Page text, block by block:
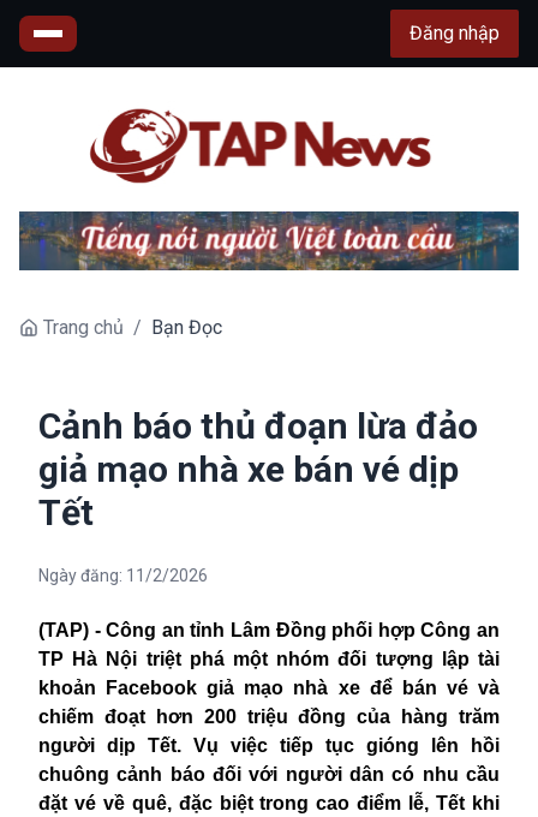
Đăng nhập
Trang chủ / Bạn Đọc
Cảnh báo thủ đoạn lừa đảo
giả mạo nhà xe bán vé dịp
Tết
Ngày đăng: 11/2/2026
(TAP) - Công an tỉnh Lâm Đồng phối hợp Công an
TP Hà Nội triệt phá một nhóm đối tượng lập tài
khoản Facebook giả mạo nhà xe để bán vé và
chiếm đoạt hơn 200 triệu đồng của hàng trăm
người dịp Tết. Vụ việc tiếp tục gióng lên hồi
chuông cảnh báo đối với người dân có nhu cầu
đặt vé về quê, đặc biệt trong cao điểm lễ, Tết khi